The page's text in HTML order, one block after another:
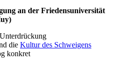
an der Friedensuniversität
die Kultur des Schweigens
konkret